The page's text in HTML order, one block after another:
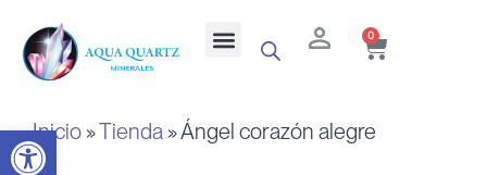
Abrir barra de herramientas
contenido
Menu 0
Inicio »Tienda »Ángel corazón alegre